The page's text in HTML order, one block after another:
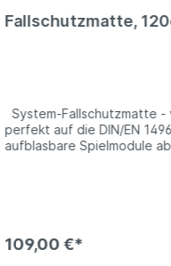
Fallschutzmatte,
System-Fallschutzmatte -
perfekt auf die DIN/EN
aufblasbare Spielmodule
aufblasbarer
vorhanden sein muss.
109,00 €*